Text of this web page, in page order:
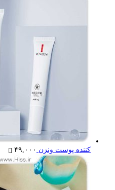
کننده پوست ونزن ۴۹,۰۰۰